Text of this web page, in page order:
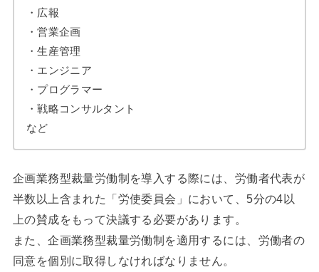
・広報
・営業企画
・生産管理
・エンジニア
・プログラマー
・戦略コンサルタント
など
企画業務型裁量労働制を導入する際には、労働者代表が
半数以上含まれた「労使委員会」において、5分の4以
上の賛成をもって決議する必要があります。
また、企画業務型裁量労働制を適用するには、労働者の
同意を個別に取得しなければなりません。